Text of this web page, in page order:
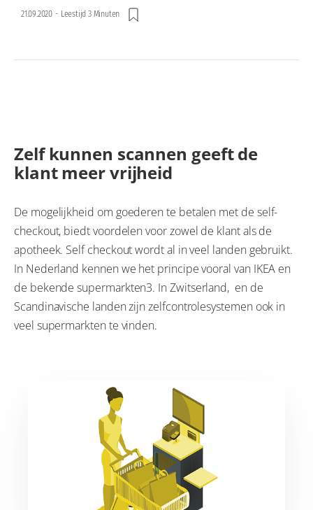
21.09.2020 - Leestijd 3 Minuten
Zelf kunnen scannen geeft de
klant meer vrijheid
De mogelijkheid om goederen te betalen met de self-
checkout, biedt voordelen voor zowel de klant als de
apotheek. Self checkout wordt al in veel landen gebruikt.
In Nederland kennen we het principe vooral van IKEA en
de bekende supermarkten3. In Zwitserland, en de
Scandinavische landen zijn zelfcontrolesystemen ook in
veel supermarkten te vinden.